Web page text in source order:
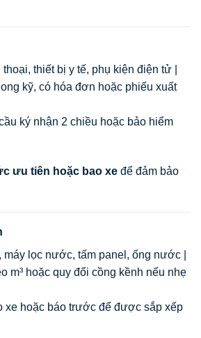
thoại, thiết bị y tế, phụ kiện điện tử |
kỹ, có hóa đơn hoặc phiếu xuất
ký nhận 2 chiều hoặc bảo hiểm
ưu tiên hoặc bao xe để đảm bảo
máy lọc nước, tấm panel, ống nước |
m³ hoặc quy đổi cồng kềnh nếu nhẹ
xe hoặc báo trước để được sắp xếp